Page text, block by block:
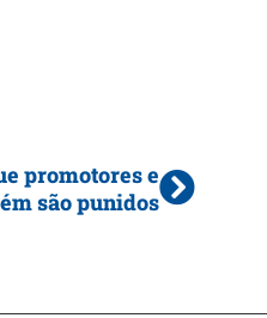
promotores e
são punidos